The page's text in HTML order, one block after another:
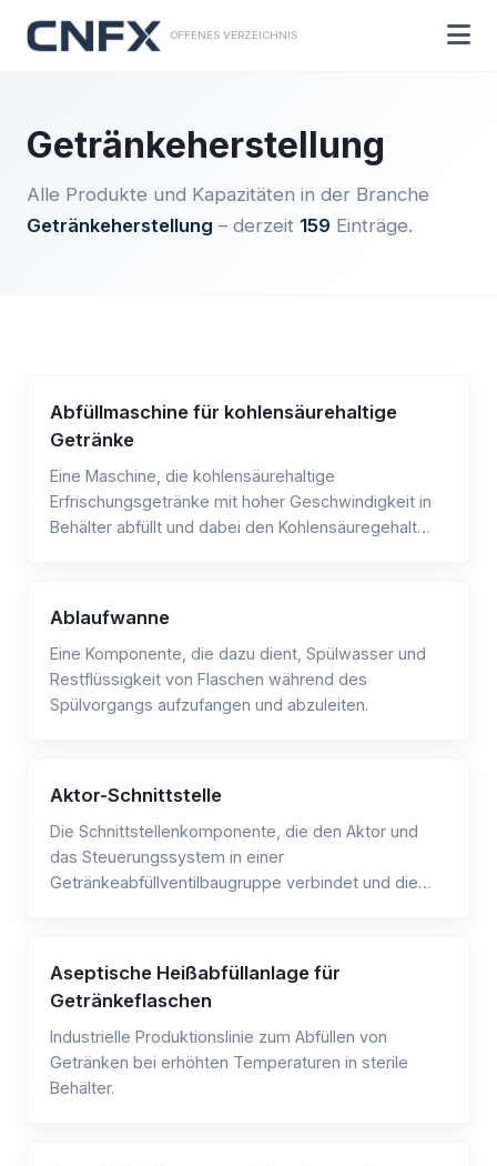
OFFENES VERZEICHNIS
Getränkeherstellung
Alle Produkte und Kapazitäten in der Branche
Getränkeherstellung – derzeit 159 Einträge.
Abfüllmaschine für kohlensäurehaltige
Getränke
Eine Maschine, die kohlensäurehaltige
Erfrischungsgetränke mit hoher Geschwindigkeit in
Behälter abfüllt und dabei den Kohlensäuregehalt
Ablaufwanne
Eine Komponente, die dazu dient, Spülwasser und
Restflüssigkeit von Flaschen während des
Spülvorgangs aufzufangen und abzuleiten.
Aktor-Schnittstelle
Die Schnittstellenkomponente, die den Aktor und
das Steuerungssystem in einer
Getränkeabfüllventilbaugruppe verbindet und die
Aseptische Heißabfüllanlage für
Getränkeflaschen
Industrielle Produktionslinie zum Abfüllen von
Getränken bei erhöhten Temperaturen in sterile
Behälter.